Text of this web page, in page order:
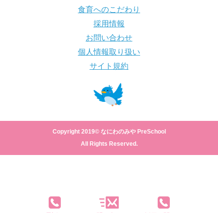
食育へのこだわり
採用情報
お問い合わせ
個人情報取り扱い
サイト規約
Copyright 2019© なにわのみや PreSchool
All Rights Reserved.